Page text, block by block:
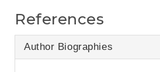
References
Author Biographies